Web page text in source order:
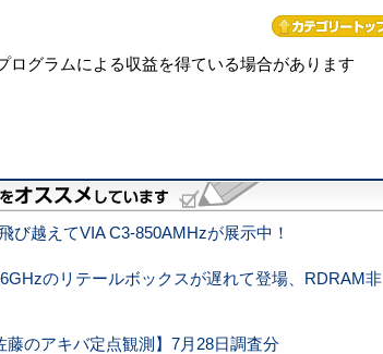
ログラムによる収益を得ている場合があります
び越えてVIA C3-850AMHzが展示中！
のリテールボックスが遅れて登場、RDRAM非
藤のアキバ定点観測】7月28日調査分